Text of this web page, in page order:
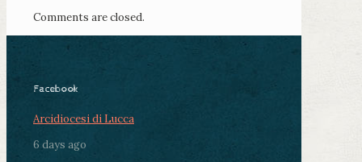
Comments are closed.
Facebook
Arcidiocesi di Lucca
6 days ago